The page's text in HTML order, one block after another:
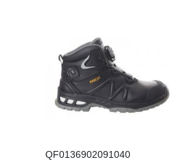
QF0136902091040